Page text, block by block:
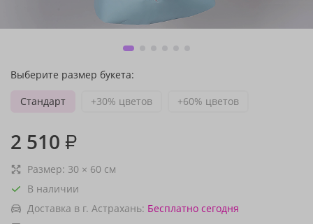
Выберите размер букета:
Стандарт
+30% цветов +60% цветов
2 510 ₽
Размер: 30 × 60 см
В наличии
Доставка в г. Астрахань: Бесплатно сегодня